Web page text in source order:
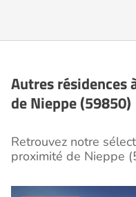
Autres résidences
de Nieppe (59850)
Retrouvez notre
proximité de Nieppe